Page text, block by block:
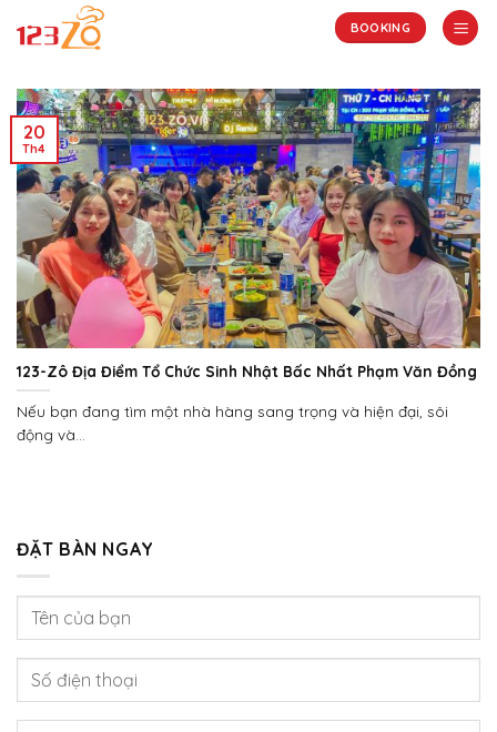
BOOKING
123-Zô Địa Điểm Tổ Chức Sinh Nhật Bấc Nhất Phạm Văn Đồng
Nếu bạn đang tìm một nhà hàng sang trọng và hiện đại, sôi
động và...
20
Th4
ĐẶT BÀN NGAY